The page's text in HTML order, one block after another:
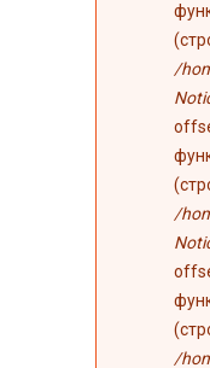
/
/
/